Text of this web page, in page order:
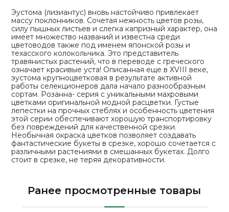
Эустома (лизиантус) вновь настойчиво привлекает
массу поклонников. Сочетая нежность цветов розы,
силу пышных листьев и слегка капризный характер, она
имеет множество названий и известна среди
цветоводов также под именем японской розы и
техасского колокольчика. Это представитель
травянистых растений, что в переводе с греческого
означает красивые уста! Описанная еще в ХVIII веке,
эустома крупноцветковая в результате активной
работы селекционеров дала начало разнообразным
сортам. Розанна- серия с уникальными махровыми
цветками оригинальной модной расцветки. Густые
лепестки на прочных стеблях и особенность цветения
этой серии обеспечивают хорошую транспортировку
без повреждений для качественной срезки.
Необычная окраска цветков позволяет создавать
фантастические букеты в срезке, хорошо сочетается с
различными растениями в смешанных букетах. Долго
стоит в срезке, не теряя декоративности.
Ранее просмотренные товары